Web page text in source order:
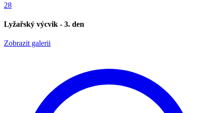
28
Lyžařský výcvik - 3. den
Zobrazit galerii